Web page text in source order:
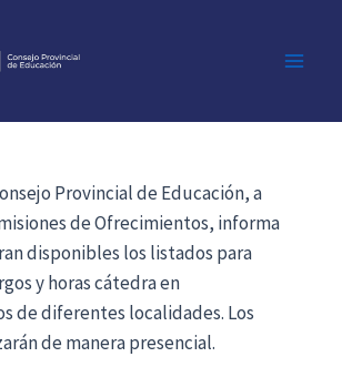
Provincial de Educación, a
de Ofrecimientos, informa
disponibles los listados para
y horas cátedra en
de diferentes localidades. Los
de manera presencial.